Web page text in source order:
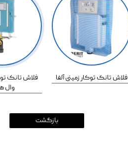
فلاش تانک
وال
فلاش تانک توکار زمینی آلفا
بازگشت